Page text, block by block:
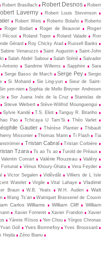
Robert Brasillach Robert Desnos
Robert
Laverny
Robert Louis Stevenson
Robert Weis Roberto Bolaño
Roberto
Roger Bodart Roger de Beauvoir
Roger
Pécout Roland Topor Roland Valade
Ron
Gérard Roy Chicky Arad
Russell Banks
Sabine Venaruzzo Saint Augustin
Saint-John
Salah Abdel Sabour Salah Stétié
Salvador
Antonio Sandrine Willems Sapphire
Sara
Serge Basso de March Serge Pey
Sergio
Si Mohand Sie Ling-yun
Sieur de Saint-
yen-nien Sophia de Mello Breyner Andresen
Sor Juana Inés de la Cruz
Stanislas de
Steve Webert
Stève-Wilifrid Mounguengui
Sylvie Kandé T.S. Eliot
Tanguy R. Bitariho
Pao Tchicaya U Tam’Si
Théo Varlet
Gautier Thérèse Plantier
Thibault
Missonier Thomas Mann Ti Flash
Tia
Tristan Cabral
Tristan Corbière
Tzara Ts ao Ts ao
Turold de Préaux
Valentin Conrart Valérie Rouzeau Valéry
Vénus Khoury-Ghata Vera Feyder
Victor Segalen Vidêvdât
Villiers de L Isle
Watelet Virgile Vital Lahaye
Vladimir
Braun W.B. Yeats W.H. Auden
Walt
Wang Ts’an Watriquet Brassenel de Couvin
Carlos Williams William Cliff
William
Xavier Forneret Xavier Frandon
Xavier
Yànnis Rìtsos Yen Chou
Yòrgos Chronas
Yvan Goll Yves Bonnefoy
Yves Broussard
Hejda Zéno Bianu